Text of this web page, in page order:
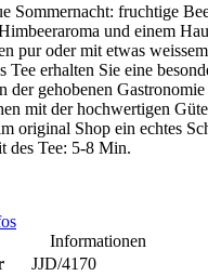
Sommernacht: fruchtige
und einem
pur oder mit etwas
erhalten Sie eine
der gehobenen
mit der hochwertigen
original Shop ein echtes
des Tee: 5-8 Min.
Informationen
JJD/4170